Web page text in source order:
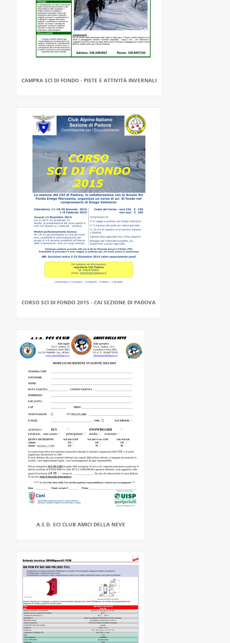
CAMPRA SCI DI FONDO - PISTE E ATTIVITÀ INVERNALI
CORSO SCI DI FONDO 2015 - CAI SEZIONE DI PADOVA
A.S.D. SCI CLUB AMICI DELLA NEVE